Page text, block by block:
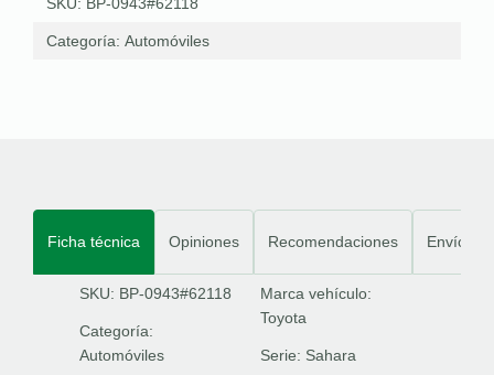
Categoría: Automóviles
Ficha técnica Opiniones Recomendaciones Envíos
SKU: BP-0943#62118
Categoría:
Automóviles
Marca vehículo:
Toyota
Serie: Sahara